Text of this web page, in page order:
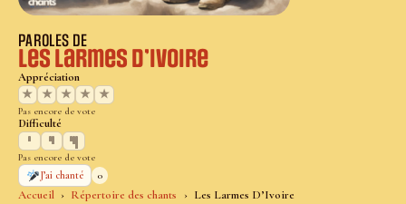
Accueil Répertoire des chants Les Larmes D’Ivoire
PAROLES DE
Les Larmes D’Ivoire
Appréciation
★
★ ★ ★ ★
Pas encore de vote
Difficulté
Pas encore de vote
J’ai chanté
0